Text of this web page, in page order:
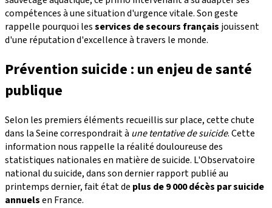
compétences à une situation d'urgence vitale. Son geste
rappelle pourquoi lesservices de secours françaisjouissent
d'une réputation d'excellence à travers le monde.
Prévention suicide : un enjeu de santé
publique
Selon les premiers éléments recueillis sur place, cette chute
dans la Seine correspondrait à une tentative de suicide. Cette
information nous rappelle la réalité douloureuse des
statistiques nationales en matière de suicide. L'Observatoire
national du suicide, dans son dernier rapport publié au
printemps dernier, fait état de plus de 9 000 décès par suicide
annuelsen France.